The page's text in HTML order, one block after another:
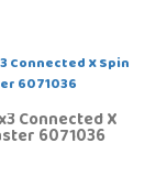
Connected X
6071036